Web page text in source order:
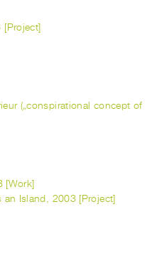
[Project]
(„conspirational concept of
[Work]
Island, 2003 [Project]